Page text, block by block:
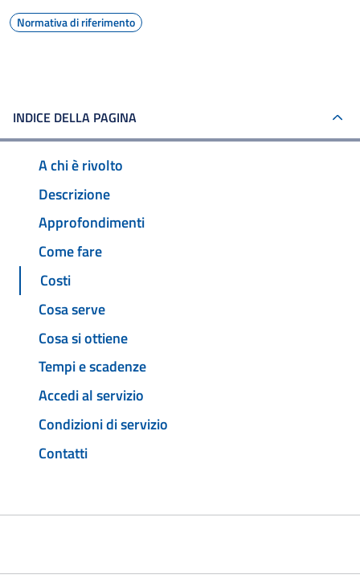
Normativa di riferimento
INDICE DELLA PAGINA
A chi è rivolto
Descrizione
Approfondimenti
Come fare
Costi
Cosa serve
Cosa si ottiene
Tempi e scadenze
Accedi al servizio
Condizioni di servizio
Contatti